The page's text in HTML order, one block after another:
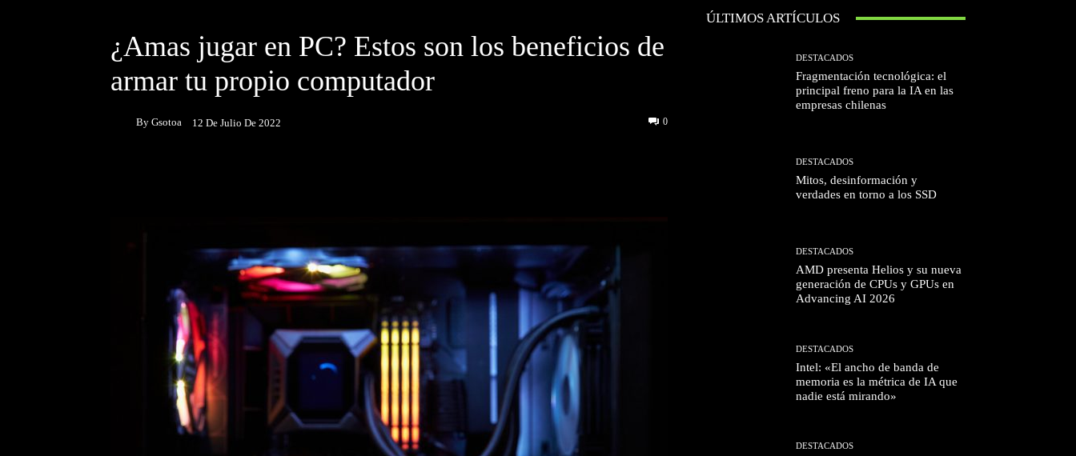
¿Amas jugar en PC? Estos son los beneficios de
armar tu propio computador
By Gsotoa 12 De Julio De 2022 0
ÚLTIMOS ARTÍCULOS
DESTACADOS
Fragmentación tecnológica: el
principal freno para la IA en las
empresas chilenas
DESTACADOS
Mitos, desinformación y
verdades en torno a los SSD
DESTACADOS
AMD presenta Helios y su nueva
generación de CPUs y GPUs en
Advancing AI 2026
DESTACADOS
Intel: «El ancho de banda de
memoria es la métrica de IA que
nadie está mirando»
DESTACADOS